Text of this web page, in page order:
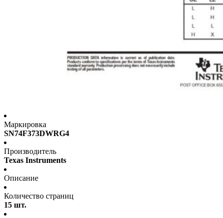
Маркировка
SN74F373DWRG4
Производитель
Texas Instruments
Описание
Количество страниц
15 шт.